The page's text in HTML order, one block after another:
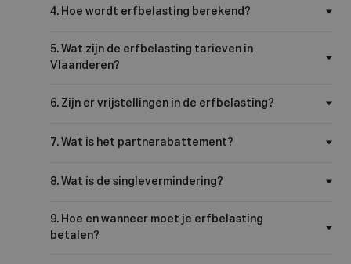
4. Hoe wordt erfbelasting berekend?
5. Wat zijn de erfbelasting tarieven in
Vlaanderen?
6. Zijn er vrijstellingen in de erfbelasting?
7. Wat is het partnerabattement?
8. Wat is de singlevermindering?
9. Hoe en wanneer moet je erfbelasting
betalen?